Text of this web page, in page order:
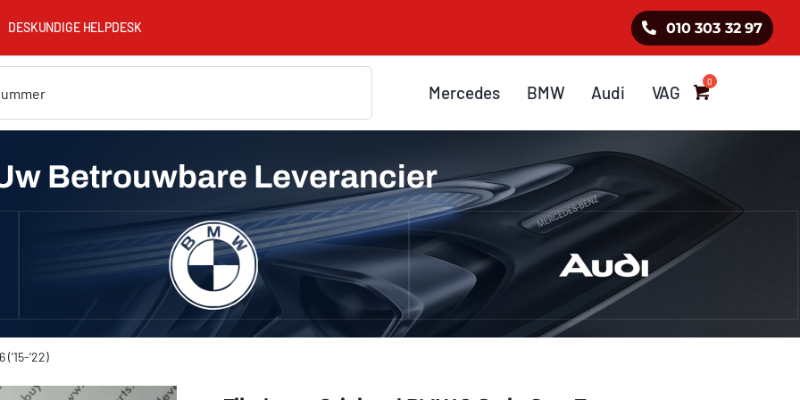
DESKUNDIGE HELPDESK 010 303 32 97
Mercedes BMW Audi VAG
Betrouwbare Leverancier
’22)